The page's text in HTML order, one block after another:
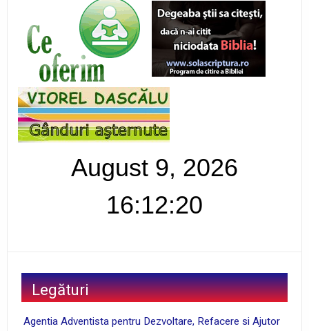
August 9, 2026
16:12:21
Legături
Agentia Adventista pentru Dezvoltare, Refacere si Ajutor